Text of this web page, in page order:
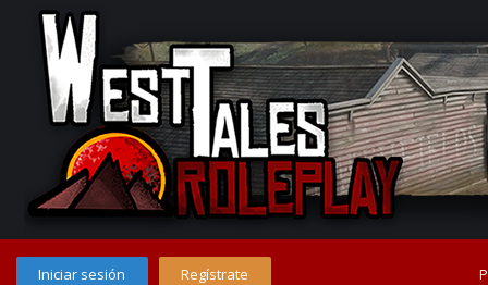
Iniciar sesión Regístrate